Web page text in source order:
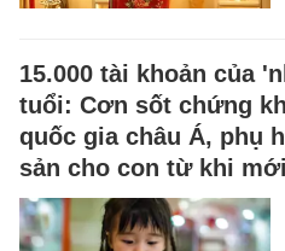
15.000 tài khoản của
tuổi: Cơn sốt chứng
quốc gia châu Á, phụ
sản cho con từ khi